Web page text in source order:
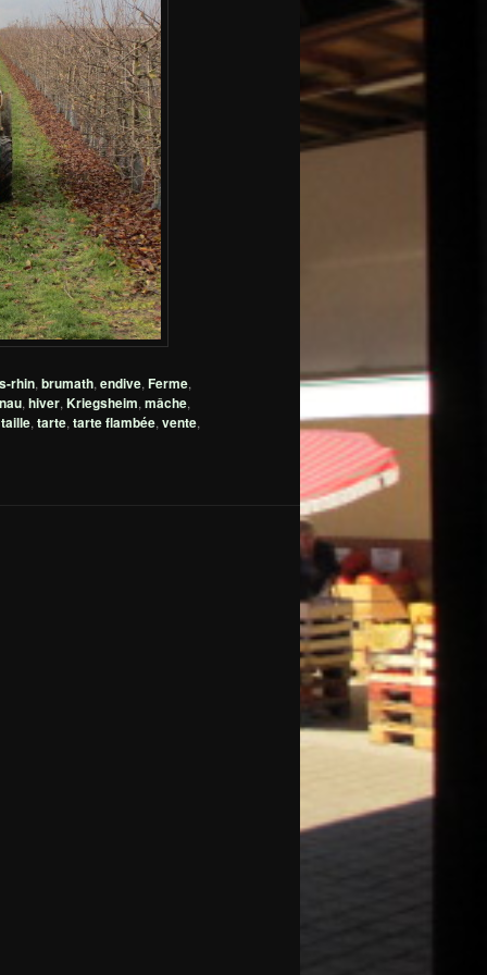
rhin, brumath, endive, Ferme,
, hiver, Kriegsheim, mâche,
taille, tarte, tarte flambée, vente,